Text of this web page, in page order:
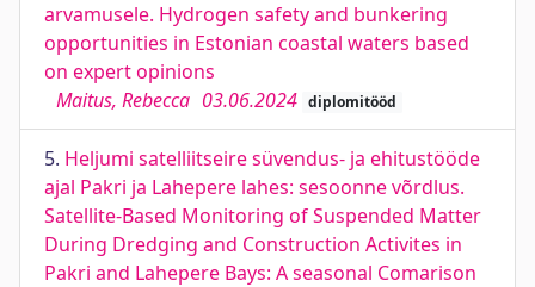
arvamusele. Hydrogen safety and bunkering
opportunities in Estonian coastal waters based
on expert opinions
Maitus, Rebecca 03.06.2024 diplomitööd
5. Heljumi satelliitseire süvendus- ja ehitustööde
ajal Pakri ja Lahepere lahes: sesoonne võrdlus.
Satellite-Based Monitoring of Suspended Matter
During Dredging and Construction Activites in
Pakri and Lahepere Bays: A seasonal Comarison